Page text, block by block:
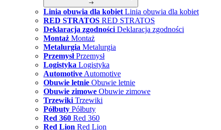
Linia obuwia dla kobiet Linia obuwia dla kobiet
RED STRATOS RED STRATOS
Deklaracja zgodności Deklaracja zgodności
Montaż Montaż
Metalurgia Metalurgia
Przemysł Przemysł
Logistyka Logistyka
Automotive Automotive
Obuwie letnie Obuwie letnie
Obuwie zimowe Obuwie zimowe
Trzewiki Trzewiki
Półbuty Półbuty
Red 360 Red 360
Red Lion Red Lion